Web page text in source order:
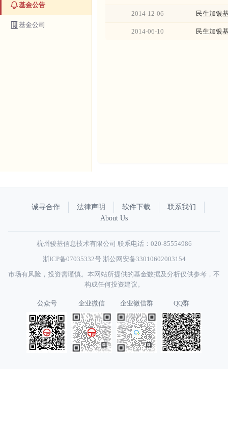
基金公告
基金公司
2014-12-06 民生加银
2014-06-10 民生加银
诚寻合作 法律声明 软件下载
联系我们
About Us
杭州骏基信息技术有限公司 联系电话：020-85554986
浙ICP备07035332号 浙公网安备33010602003154
市场有风险，投资需谨慎。本网站所提供的基金数据及分析仅供参考，不
构成任何投资建议。
公众号 企业微信 企业微信群 QQ群